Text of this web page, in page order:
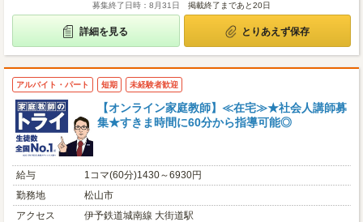
募集終了日時：8月31日 掲載終了まであと20日
詳細を見る とりあえず保存
アルバイト・パート 短期 未経験者歓迎
【オンライン家庭教師】≪在宅≫★社会人講師募
集★すきま時間に60分から指導可能◎
給与
1コマ(60分)1430～6930円
勤務地
松山市
アクセス
伊予鉄道城南線 大街道駅